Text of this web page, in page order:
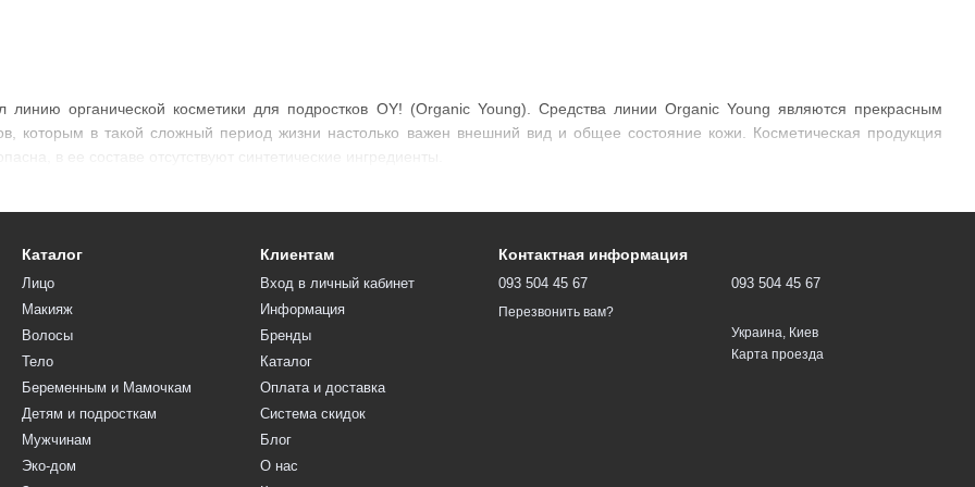
линию органической косметики для подростков OY! (Organic Young). Средства линии Organic Young являются прекрасным
которым в такой сложный период жизни настолько важен внешний вид и общее состояние кожи. Косметическая продукция
в ее составе отсутствуют синтетические ингредиенты.
Каталог
Лицо
Макияж
Волосы
Тело
Беременным и Мамочкам
Детям и подросткам
Мужчинам
Эко-дом
Клиентам
Вход в личный кабинет
Информация
Бренды
Каталог
Оплата и доставка
Система скидок
Блог
О нас
Контактная информация
093 504 45 67
Перезвонить вам?
093 504 45 67
Украина, Киев
Карта проезда